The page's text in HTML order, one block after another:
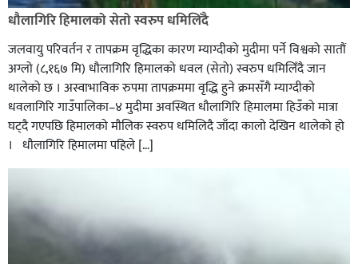
धौलागिरि हिमालको सेतो स्वरुप धमिलिँदै
जलवायु परिवर्तन र तापक्रम वृद्धिका कारण म्याग्दीको मुदीमा पर्ने विश्वको सातौं
अग्लो (८,१६७ मि) धौलागिरि हिमालको धवल (सेतो) स्वरुप धमिलिँदै जान
थालेको छ । अस्वाभाविक रुपमा तापक्रममा वृद्धि हुने क्रमसँगै म्याग्दीको
धवलागिरि गाउँपालिका–४ मुदीमा अवस्थित धौलागिरि हिमालमा हिउँको मात्रा
घट्दै गएपछि हिमालको मौलिक स्वरुप धमिलिदै जाँदा कालो देखिन थालेको हो
। धौलागिरि हिमालमा पहिले […]